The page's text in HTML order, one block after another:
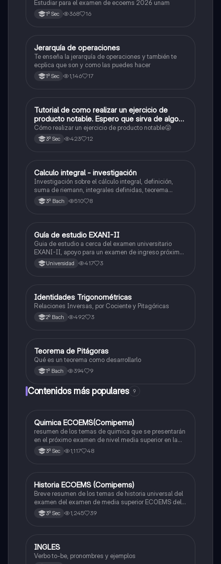
Estudiar para el examen de ecoems 2026 unam
1º Sec 368 16
Matemáticas
Jerarquía de operaciones
Te enseña la jerarquía de operaciones y también te
ecplica que son y como las puedes hacer
1º Sec 1,146 17
Matemáticas
Tutorial de como realizar un ejercicio de
producto notable. Espero que sirva de algo💕
😜
Cómo realizar un ejercicio de producto notable😜
3º Sec 423 12
Matemáticas
Calculo integral - investigación
Investigación sobre el cálculo integral, definición,
suma de riemann, integrales definidas, teorema
fundamental del cálculo, antiderivadas, integrales
indefinidas y ejemplos.
3º Bach 510 8
Historia
Guía de estudio EXANI-II
Guia de estudio a cerca del examen universitario
EXANI-II, apoyo para un examen de ingreso próximo
2026.Universidad 417 3
Matemáticas
Identidades Trigonométricas
Relaciones Inversas, por Cociente y Pitagóricas
2º Bach 492 3
Matemáticas
Teorema de Pitágoras
Qué es un teorema como desarrollarlo
1º Bach 394 9
Contenidos más populares 9
Química
Quimica ECOEMS(Comipems)
resumen de los temas de quimica que se presentarán
en el próximo examen de nivel media superior en la
zona metropolitana de el valle de México
3º Sec 1,117 48
Historia
Historia ECOEMS (Comipems)
Breve resumen de los temas de historia universal del
examen del examen de media superior ECOEMS del
valle de México
3º Sec 1,245 39
Inglés
INGLES
Verbo to-be, pronombres y ejemplos